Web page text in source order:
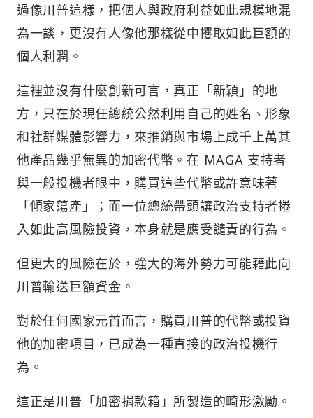
過像川普這樣，把個人與政府利益如此規模地混
為一談，更沒有人像他那樣從中攫取如此巨額的
個人利潤。
這裡並沒有什麼創新可言，真正「新穎」的地
方，只在於現任總統公然利用自己的姓名、形象
和社群媒體影響力，來推銷與市場上成千上萬其
他產品幾乎無異的加密代幣。在 MAGA 支持者
與一般投機者眼中，購買這些代幣或許意味著
「傾家蕩產」；而一位總統帶頭讓政治支持者捲
入如此高風險投資，本身就是應受譴責的行為。
但更大的風險在於，強大的海外勢力可能藉此向
川普輸送巨額資金。
對於任何國家元首而言，購買川普的代幣或投資
他的加密項目，已成為一種直接的政治投機行
為。
這正是川普「加密捐款箱」所製造的畸形激勵。